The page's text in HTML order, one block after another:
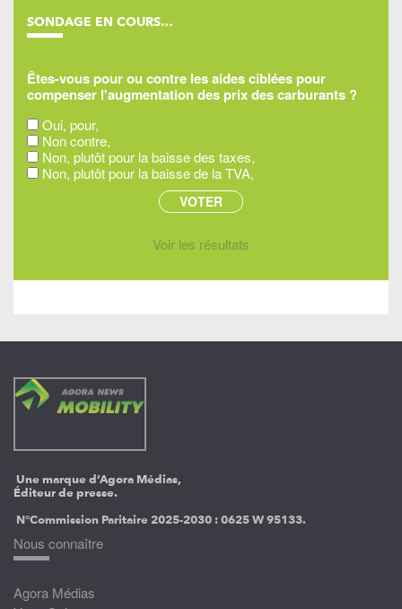
SONDAGE EN COURS…
Êtes-vous pour ou contre les aides ciblées pour
compenser l'augmentation des prix des carburants ?
Oui, pour,
Non contre,
Non, plutôt pour la baisse des taxes,
Non, plutôt pour la baisse de la TVA,
Voir les résultats
Une marque d’Agora Médias,
Éditeur de presse.
N°Commission Paritaire 2025-2030 :0625 W 95133.
Nous connaître
Agora Médias